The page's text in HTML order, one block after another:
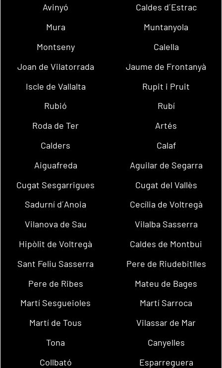
Avinyó
Caldes d´Estrac
Mura
Muntanyola
Montseny
Calella
Joan de Vilatorrada
Jaume de Frontanyà
Iscle de Vallalta
Rupit i Pruit
Rubió
Rubí
Roda de Ter
Artés
Calders
Calaf
Aiguafreda
Aguilar de Segarra
Cugat Sesgarrigues
Cugat del Vallès
Sadurní d´Anoia
Cecília de Voltregà
Vilanova de Sau
Vilalba Sasserra
Hipòlit de Voltregà
Caldes de Montbui
Sant Feliu Sasserra
Pere de Riudebitlles
Pere de Ribes
Mateu de Bages
Martí Sesgueioles
Martí Sarroca
Martí de Tous
Vilassar de Mar
Tona
Canyelles
Collbató
Esparreguera